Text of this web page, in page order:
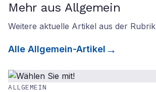
Mehr aus Allgemein
Weitere aktuelle Artikel aus der Rubrik
Alle Allgemein-Artikel
ALLGEMEIN